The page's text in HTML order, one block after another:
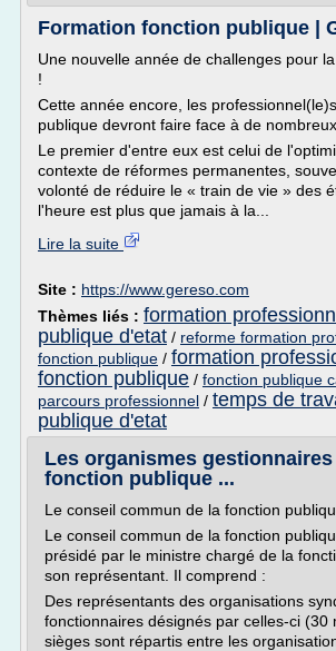
Formation fonction publique |
Une nouvelle année de challenges pour
!
Cette année encore, les
publique devront faire face à de
Le premier d'entre eux est celui de
contexte de réformes permanentes,
volonté de réduire le « train de vie » des
l'heure est plus que jamais à la...
Lire la suite
Site : https://www.gereso.com
Thèmes liés : formation
publique d'etat / reforme formation
fonction publique / formation
fonction publique / fonction publique
parcours professionnel / temps de
publique d'etat
Les organismes gestionnaires
fonction publique ...
Le conseil commun de la fonction
Le conseil commun de la fonction
présidé par le ministre chargé de la
son représentant. Il comprend :
Des représentants des organisations
fonctionnaires désignés par celles-ci (30
sièges sont répartis entre les